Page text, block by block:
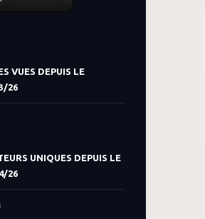
VUES DEPUIS LE
26
UNIQUES DEPUIS LE
26